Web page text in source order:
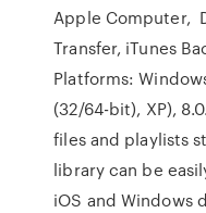
Apple Computer,
Transfer, iTunes
Platforms:
(32/64-bit), XP),
files and playlists
library can be
iOS and Windows